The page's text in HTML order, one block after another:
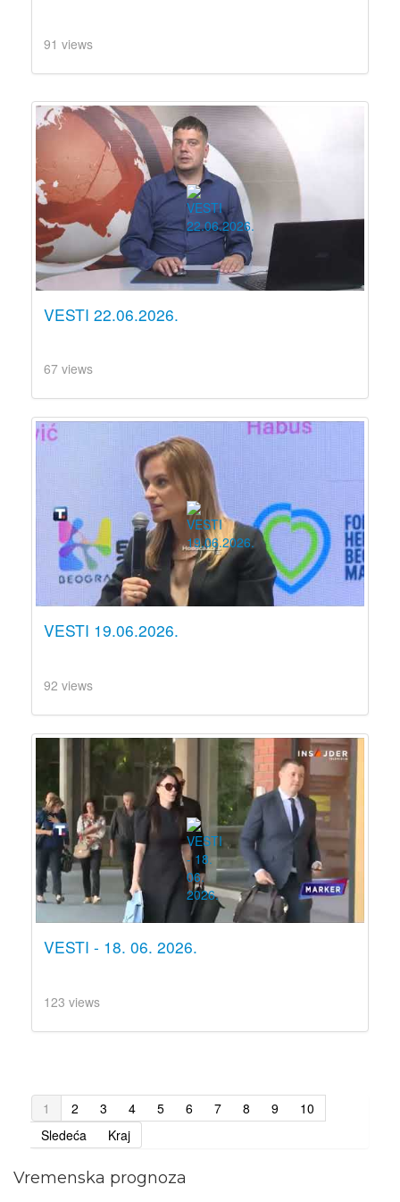
91 views
VESTI 22.06.2026.
67 views
VESTI 19.06.2026.
92 views
VESTI - 18. 06. 2026.
123 views
1 2 3 4 5 6 7 8 9
10
Sledeća
Kraj
Vremenska prognoza